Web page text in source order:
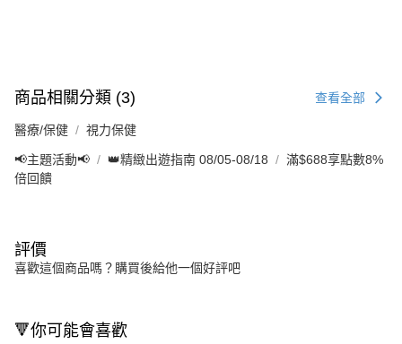
商品相關分類 (3) 查看全部
醫療/保健 視力保健
📢主題活動📢 👑精緻出遊指南 08/05-08/18
滿$688享點數8%
倍回饋
評價
喜歡這個商品嗎？購買後給他一個好評吧
🔻你可能會喜歡